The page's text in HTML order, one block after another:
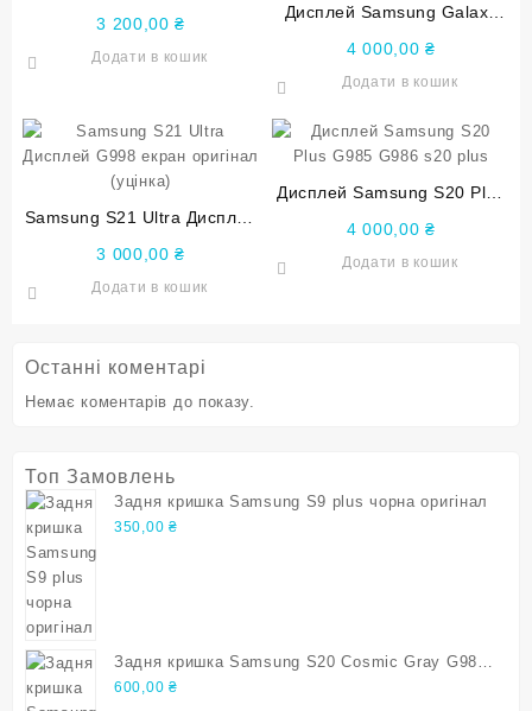
Останні коментарі
Немає коментарів до показу.
3 200,00₴
Додати в кошик
Дисплей Samsung Galaxy
Original
4 000,00₴
Додати в кошик
Samsung S21 Ultra Дисплей
(уцінка)
3 000,00₴
Додати в кошик
Дисплей Samsung S20 Plus
4 000,00₴
Додати в кошик
Топ Замовлень
Задня кришка Samsung S9 plus чорна оригінал
350,00 ₴
Задня кришка Samsung S20 Cosmic Gray G980
G981 s20 Оригінал
600,00 ₴